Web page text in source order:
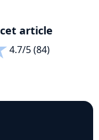
article
4.7/5 (84)